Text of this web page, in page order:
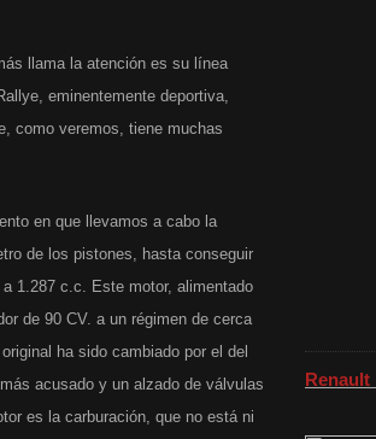
llama la atención es su línea
eminentemente deportiva,
como veremos, tiene muchas
en que llevamos a cabo la
de los pistones, hasta conseguir
1.287 c.c. Este motor, alimentado
de 90 CV. a un régimen de cerca
ha sido cambiado por el del
acusado y un alzado de válvulas
es la carburación, que no está ni
Renault